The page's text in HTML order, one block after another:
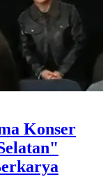
Konser